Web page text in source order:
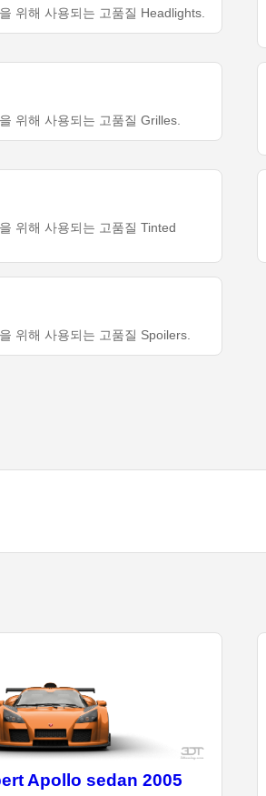
위해 사용되는 고품질 Headlights.
위해 사용되는 고품질 Grilles.
위해 사용되는 고품질 Tinted
위해 사용되는 고품질 Spoilers.
Apollo sedan 2005